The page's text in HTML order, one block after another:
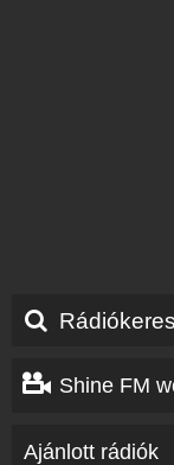
Shine FM
Ajánlott rádiók